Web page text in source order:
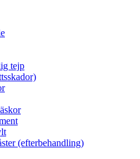
tejp
(efterbehandling)